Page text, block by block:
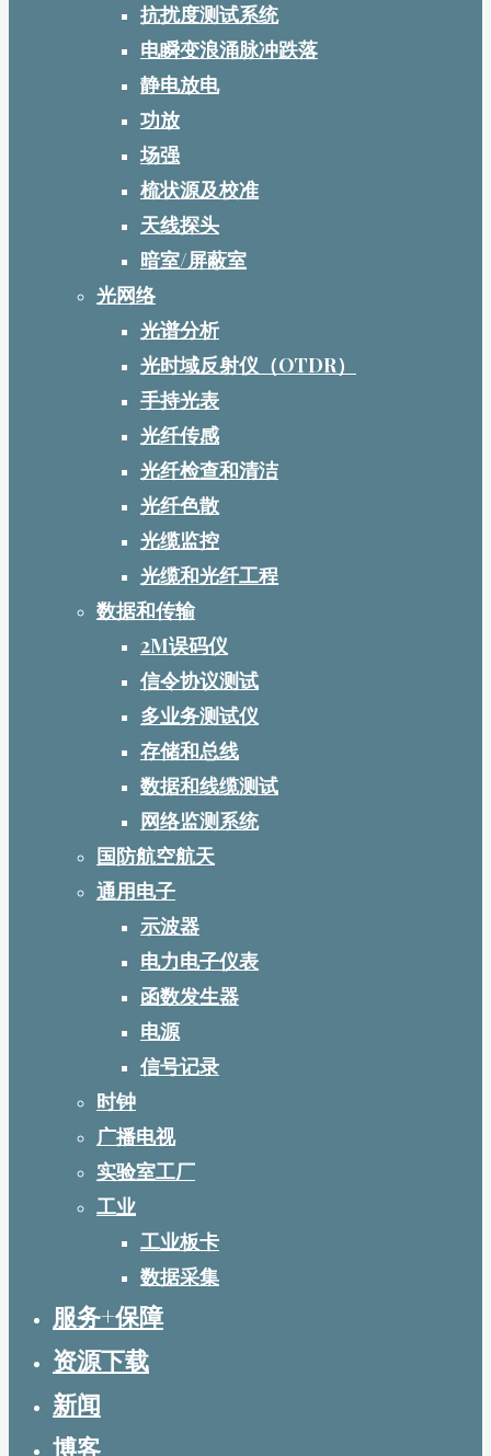
抗扰度测试系统
电瞬变浪涌脉冲跌落
静电放电
功放
场强
梳状源及校准
天线探头
暗室/屏蔽室
光网络
光谱分析
光时域反射仪（OTDR）
手持光表
光纤传感
光纤检查和清洁
光纤色散
光缆监控
光缆和光纤工程
数据和传输
2M误码仪
信令协议测试
多业务测试仪
存储和总线
数据和线缆测试
网络监测系统
国防航空航天
通用电子
示波器
电力电子仪表
函数发生器
电源
信号记录
时钟
广播电视
实验室工厂
工业
工业板卡
数据采集
服务+保障
资源下载
新闻
博客